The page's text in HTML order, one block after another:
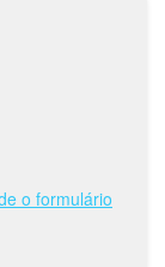
o formulário